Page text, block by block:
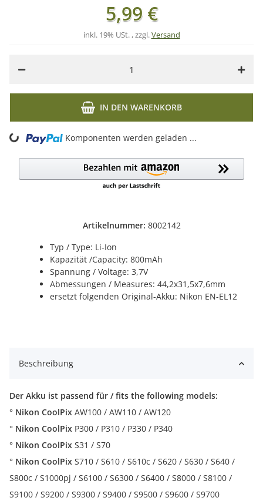
Artikelnummer: 8002142
Typ / Type: Li-Ion
Kapazität /Capacity: 800mAh
Spannung / Voltage: 3,7V
Abmessungen / Measures: 44,2x31,5x7,6mm
ersetzt folgenden Original-Akku: Nikon EN-EL12
5,99 €
inkl. 19% USt. , zzgl.Versand
IN DEN WARENKORB
Komponenten werden geladen ...
Beschreibung
Der Akku ist passend für / fits the following models:
° Nikon CoolPix AW100 / AW110 / AW120
° Nikon CoolPix P300 / P310 / P330 / P340
° Nikon CoolPix S31 / S70
° Nikon CoolPix S710 / S610 / S610c / S620 / S630 / S640 /
S800c / S1000pj / S6100 / S6300 / S6400 / S8000 / S8100 /
S9100 / S9200 / S9300 / S9400 / S9500 / S9600 / S9700